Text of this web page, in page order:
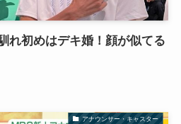
れ初めはデキ婚！顔が似てる
アナウンサー・キャスター